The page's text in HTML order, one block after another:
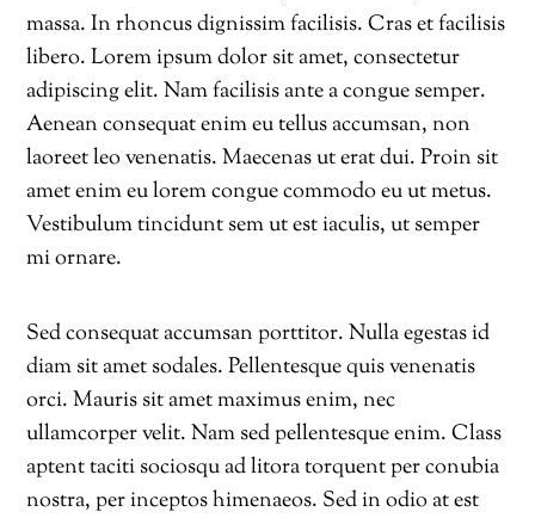
massa. In rhoncus dignissim facilisis. Cras et facilisis
libero. Lorem ipsum dolor sit amet, consectetur
adipiscing elit. Nam facilisis ante a congue semper.
Aenean consequat enim eu tellus accumsan, non
laoreet leo venenatis. Maecenas ut erat dui. Proin sit
amet enim eu lorem congue commodo eu ut metus.
Vestibulum tincidunt sem ut est iaculis, ut semper
mi ornare.
Sed consequat accumsan porttitor. Nulla egestas id
diam sit amet sodales. Pellentesque quis venenatis
orci. Mauris sit amet maximus enim, nec
ullamcorper velit. Nam sed pellentesque enim. Class
aptent taciti sociosqu ad litora torquent per conubia
nostra, per inceptos himenaeos. Sed in odio at est